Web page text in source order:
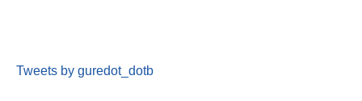
Tweets by guredot_dotb